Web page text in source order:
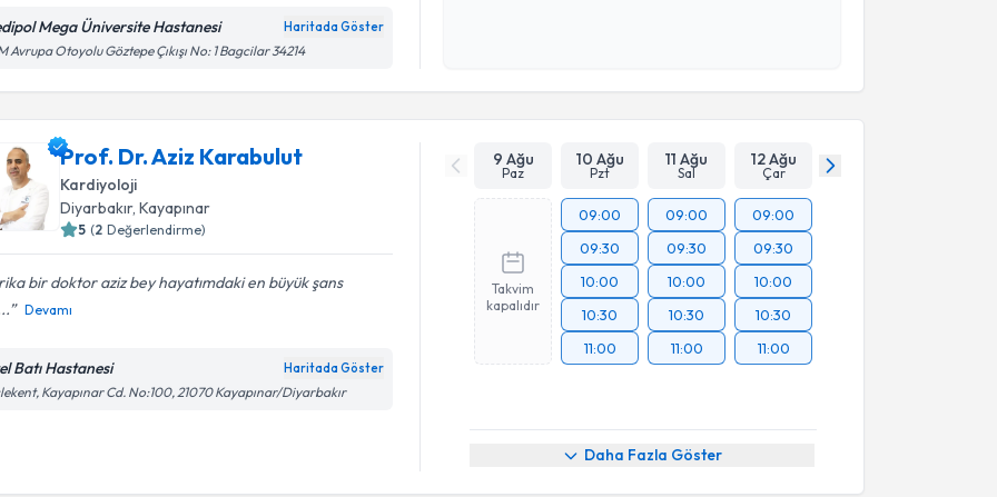
Mega Üniversite Hastanesi Haritada Göster
Avrupa Otoyolu Göztepe Çıkışı No: 1 Bagcilar 34214
Takvim Talebini Gönder
Prof. Dr. Aziz Karabulut
Kardiyoloji
Diyarbakır,Kayapınar
5 (2 Değerlendirme)
bir doktor aziz bey hayatımdaki en büyük şans
Devamı
Batı Hastanesi Haritada Göster
Kayapınar Cd. No:100, 21070 Kayapınar/Diyarbakır
9 Ağu
Paz
10 Ağu
Pzt
11 Ağu
Sal
12 Ağu
Çar
Takvim
kapalıdır
09:00
09:30
10:00
10:30
11:00
09:00
09:30
10:00
10:30
11:00
09:00
09:30
10:00
10:30
11:00
Daha Fazla Göster